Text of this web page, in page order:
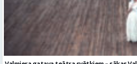
Valmiera gatava teātra svētkiem – sākas
festivāla nedēļa